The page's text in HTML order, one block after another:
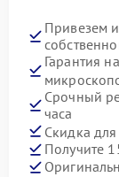
Привезем
Гарантия
Срочный
часа
Скидка
Получите